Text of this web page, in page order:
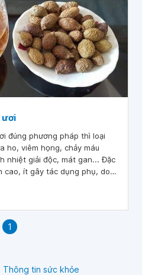
ươi
đúng phương pháp thì loại
ho, viêm họng, chảy máu
nhiệt giải độc, mát gan... Đặc
cao, ít gây tác dụng phụ, do
1
Thông tin sức khỏe